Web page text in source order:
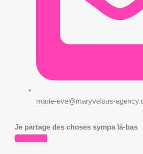
marie-eve@maryvelous-
Je partage des choses sympa là-bas
Instagram